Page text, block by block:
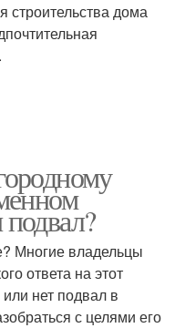
строительства дома
Многие владельцы
ответа на этот
нет подвал в
с целями его